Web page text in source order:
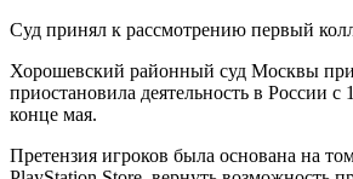
Суд принял к рассмотрению первый
Хорошевский районный суд Москвы
приостановила деятельность в России
конце мая.
Претензия игроков была основана на